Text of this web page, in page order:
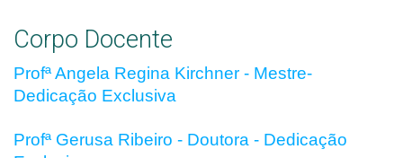
Corpo Docente
Profª Angela Regina Kirchner - Mestre-
Dedicação Exclusiva
Profª Gerusa Ribeiro - Doutora - Dedicação